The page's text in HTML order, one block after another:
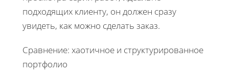
подходящих клиенту, он должен сразу
увидеть, как можно сделать заказ.
Сравнение: хаотичное и структурированное
портфолио